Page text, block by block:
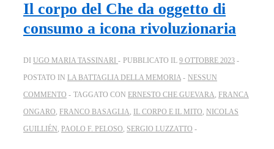
Il corpo del Che da oggetto di
consumo a icona rivoluzionaria
DI UGO MARIA TASSINARI PUBBLICATO IL 9 OTTOBRE 2023
POSTATO IN LA BATTAGLIA DELLA MEMORIA
NESSUN
COMMENTO
TAGGATO CON ERNESTO CHE GUEVARA, FRANCA
ONGARO, FRANCO BASAGLIA, IL CORPO E IL MITO, NICOLAS
GUILLIÉN, PAOLO F. PELOSO, SERGIO LUZZATTO